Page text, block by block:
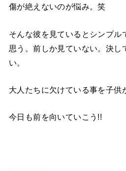
傷が絶えないのが悩み。笑
そんな彼を見ているとシンプル
思う。前しか見ていない。決し
い。
大人たちに欠けている事を子供
今日も前を向いていこう!!